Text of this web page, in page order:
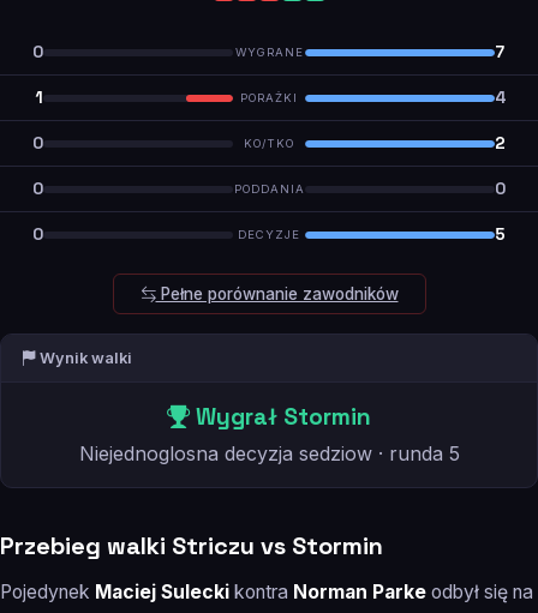
0 WYGRANE 7
1 PORAŻKI 4
0 KO/TKO 2
0 PODDANIA 0
0 DECYZJE 5
Pełne porównanie zawodników
Wynik walki
Wygrał Stormin
Niejednoglosna decyzja sedziow · runda 5
Przebieg walki Striczu vs Stormin
Pojedynek Maciej Sulecki kontra Norman Parke odbył się na